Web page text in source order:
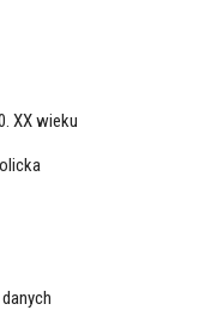
XX wieku